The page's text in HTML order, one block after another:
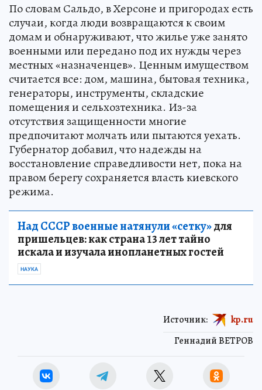
По словам Сальдо, в Херсоне и пригородах есть
случаи, когда люди возвращаются к своим
домам и обнаруживают, что жилье уже занято
военными или передано под их нужды через
местных «назначенцев». Ценным имуществом
считается все: дом, машина, бытовая техника,
генераторы, инструменты, складские
помещения и сельхозтехника. Из-за
отсутствия защищенности многие
предпочитают молчать или пытаются уехать.
Губернатор добавил, что надежды на
восстановление справедливости нет, пока на
правом берегу сохраняется власть киевского
режима.
Над СССР военные натянули «сетку»для
пришельцев: как страна 13 лет тайно
искала и изучала инопланетных гостей
НАУКА
Геннадий ВЕТРОВ
Источник: kp.ru